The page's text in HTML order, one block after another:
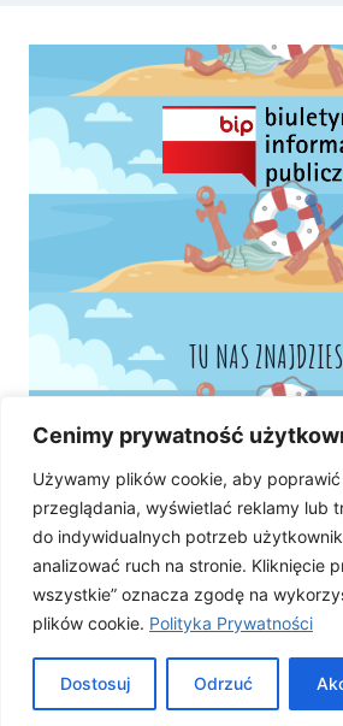
Cenimy prywatność
Używamy plików cookie, aby
przeglądania, wyświetlać reklamy lub
do indywidualnych potrzeb
analizować ruch na stronie. Kliknięcie
wszystkie” oznacza zgodę na
plików cookie. Polityka Prywatności
Dostosuj Odrzuć
TU NAS